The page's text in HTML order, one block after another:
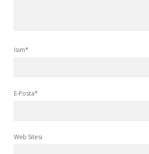
İsim*
E-Posta*
Web Sitesi